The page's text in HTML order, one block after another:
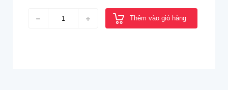
Thêm vào giỏ hàng